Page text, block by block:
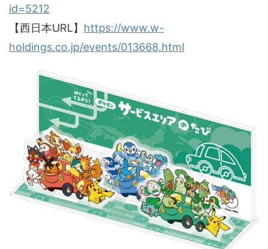
id=5212
【西日本URL】 https://www.w-
holdings.co.jp/events/013668.html